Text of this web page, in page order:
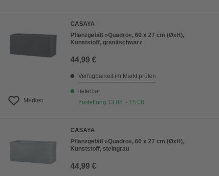
Merken
CASAYA
Pflanzgefäß »Quadro«, 60 x 27 cm (ØxH),
Kunststoff, granitschwarz
44,99 €
Verfügbarkeit im Markt prüfen
lieferbar
Zustellung 13.08. - 15.08.
CASAYA
Pflanzgefäß »Quadro«, 60 x 27 cm (ØxH),
Kunststoff, steingrau
44,99 €